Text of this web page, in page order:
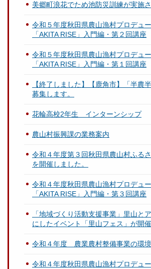
美郷町浪花でため池防災訓練が実施さ
令和５年度秋田県農山漁村プロデュ
「AKITA RISE」入門編・第２回講座
令和５年度秋田県農山漁村プロデュ
「AKITA RISE」入門編・第１回講座
【終了しました】【鹿角市】「半農
募集します。
花輪高校2年生 インターンシップ
農山村振興課の業務案内
令和４年度第３回秋田県農山村ふる
を開催しました。
令和４年度秋田県農山漁村プロデュ
「AKITA RISE」入門編・第３回講座
「地域づくり活動支援事業」里山と
にしたイベント「里山フェス」が開
令和４年度 農業農村整備事業の環
令和４年度秋田県農山漁村プロデュ